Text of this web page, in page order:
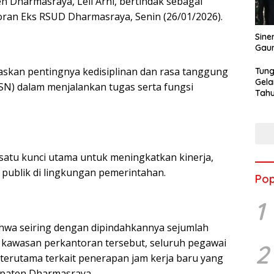
Eks RSUD Dharmasraya, Senin (26/01/2026).
pentingnya kedisiplinan dan rasa tanggung
dalam menjalankan tugas serta fungsi
kunci utama untuk meningkatkan kinerja,
di lingkungan pemerintahan.
seiring dengan dipindahkannya sejumlah
perkantoran tersebut, seluruh pegawai
terkait penerapan jam kerja baru yang
1
2